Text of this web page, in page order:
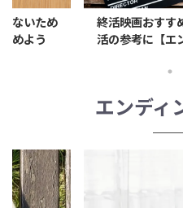
ング｜終
グ映画】
【自分で作れる
書キット3選｜
エンディ